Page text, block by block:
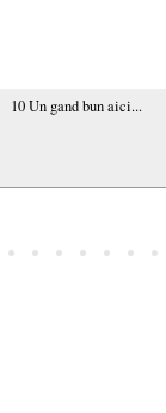
10 Un gand bun aici...